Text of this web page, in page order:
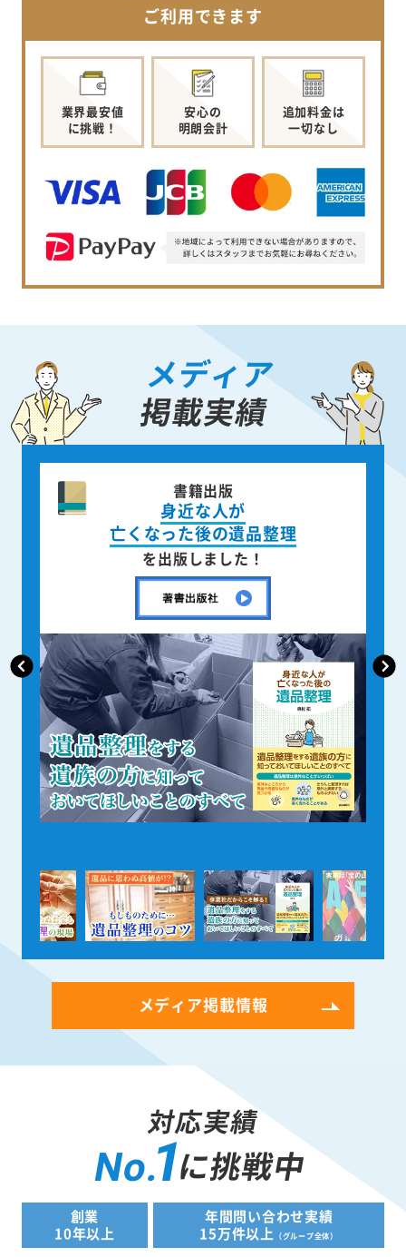
ご利用できます
業界最安値
に挑戦！
安心の
明朗会計
追加料金は
一切なし
メディア
掲載実績
ニュース週刊誌
「AERA」
で取材掲載されました！
メディア掲載情報
対応実績
No.1に挑戦中
創業
10年以上
年間問い合わせ実績
15万件以上
（グループ全体）